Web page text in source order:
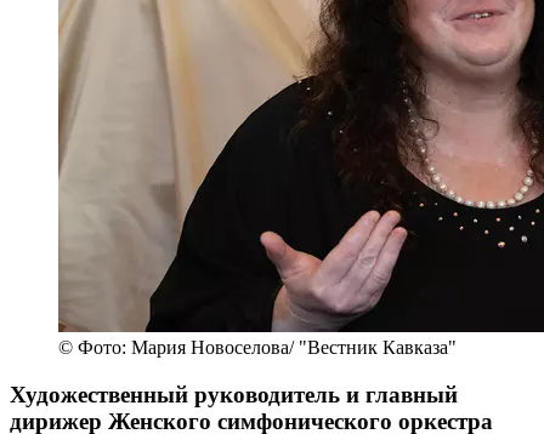
© Фото: Мария Новоселова/ "Вестник Кавказа"
Художественный руководитель и главный
дирижер Женского симфонического оркестра